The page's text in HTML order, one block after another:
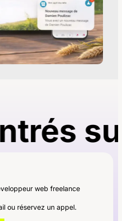
web freelance
ou réservez un appel.